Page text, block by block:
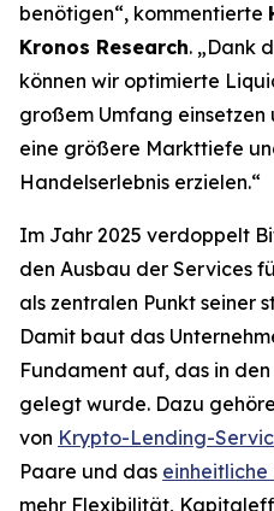
benötigen“, kommentierte
Kronos Research. „Dank
können wir optimierte
großem Umfang einsetzen
eine größere Markttiefe
Handelserlebnis erzielen.“
Im Jahr 2025 verdoppelt
den Ausbau der Services
als zentralen Punkt seiner
Damit baut das
Fundament auf, das in
gelegt wurde. Dazu
von Krypto-Lending-
Paare und das einheitliche
mehr Flexibilität,